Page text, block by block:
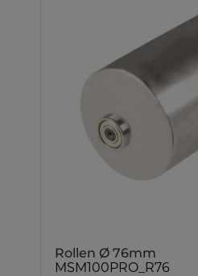
Rollen Ø 76mm
MSM100PRO_R76